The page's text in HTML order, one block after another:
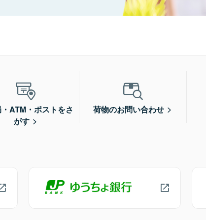
ATM・ポストをさ
がす
荷物のお問い合わせ